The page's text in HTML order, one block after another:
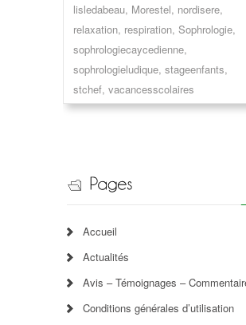
lisledabeau, Morestel, nordisere,
relaxation, respiration, Sophrologie,
sophrologiecaycedienne,
sophrologieludique, stageenfants,
stchef, vacancesscolaires
Accueil
Actualités
Avis – Témoignages –
Conditions générales d’utilisation